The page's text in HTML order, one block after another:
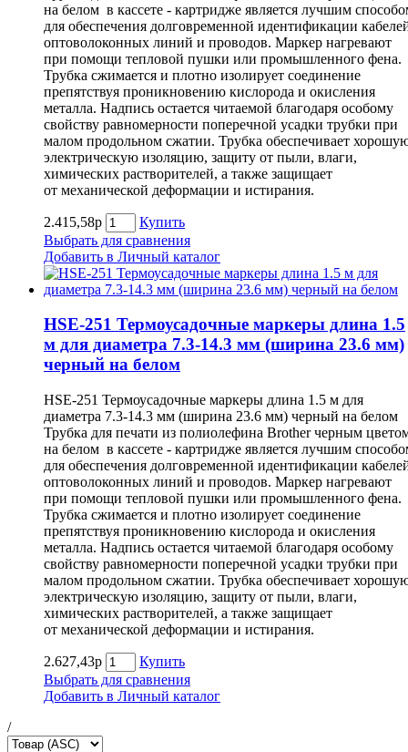
на белом в кассете - картридже является лучшим
для обеспечения долговременной идентификации
оптоволоконных линий и проводов. Маркер нагревают
при помощи тепловой пушки или промышленного фена.
Трубка сжимается и плотно изолирует соединение
препятствуя проникновению кислорода и окисления
металла. Надпись остается читаемой благодаря особому
свойству равномерности поперечной усадки трубки при
малом продольном сжатии. Трубка обеспечивает
электрическую изоляцию, защиту от пыли, влаги,
химических растворителей, а также защищает
от механической деформации и истирания.
2.415,58р
Купить
Выбрать для сравнения
Добавить в Личный каталог
HSE-251 Термоусадочные маркеры длина 1.5
м для диаметра 7.3-14.3 мм (ширина 23.6 мм)
черный на белом
HSE-251 Термоусадочные маркеры длина 1.5 м для
диаметра 7.3-14.3 мм (ширина 23.6 мм) черный на белом
Трубка для печати из полиолефина Brother черным
на белом в кассете - картридже является лучшим
для обеспечения долговременной идентификации
оптоволоконных линий и проводов. Маркер нагревают
при помощи тепловой пушки или промышленного фена.
Трубка сжимается и плотно изолирует соединение
препятствуя проникновению кислорода и окисления
металла. Надпись остается читаемой благодаря особому
свойству равномерности поперечной усадки трубки при
малом продольном сжатии. Трубка обеспечивает
электрическую изоляцию, защиту от пыли, влаги,
химических растворителей, а также защищает
от механической деформации и истирания.
2.627,43р
Купить
Выбрать для сравнения
Добавить в Личный каталог
/